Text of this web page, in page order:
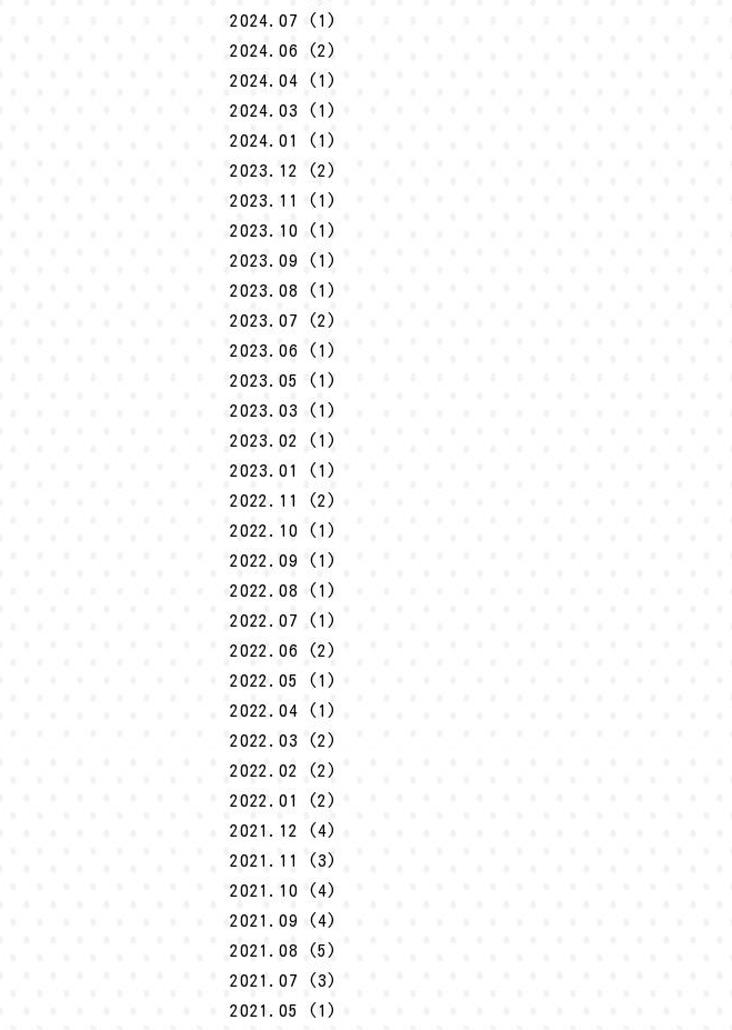
2024.07 (1)
2024.06 (2)
2024.04 (1)
2024.03 (1)
2024.01 (1)
2023.12 (2)
2023.11 (1)
2023.10 (1)
2023.09 (1)
2023.08 (1)
2023.07 (2)
2023.06 (1)
2023.05 (1)
2023.03 (1)
2023.02 (1)
2023.01 (1)
2022.11 (2)
2022.10 (1)
2022.09 (1)
2022.08 (1)
2022.07 (1)
2022.06 (2)
2022.05 (1)
2022.04 (1)
2022.03 (2)
2022.02 (2)
2022.01 (2)
2021.12 (4)
2021.11 (3)
2021.10 (4)
2021.09 (4)
2021.08 (5)
2021.07 (3)
2021.05 (1)